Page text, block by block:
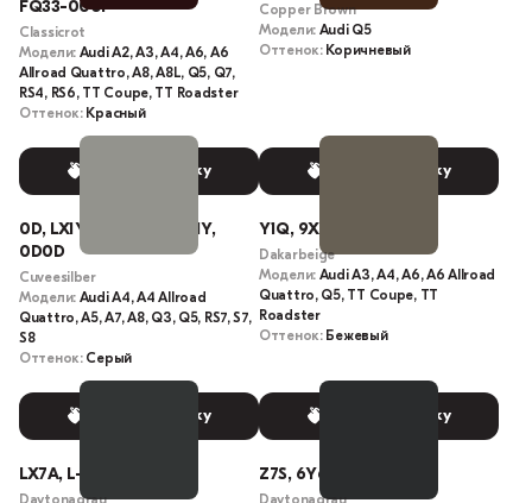
FQ33-0001
Classicrot
Модели: Audi A2, A3, A4, A6, A6
Allroad Quattro, A8, A8L, Q5, Q7,
RS4, RS6, TT Coupe, TT Roadster
Оттенок: Красный
Выбрать краску
Copper Brown
Модели: Audi Q5
Оттенок: Коричневый
Выбрать краску
0D, LX1Y, OD, ODOD, X1Y,
0D0D
Cuveesilber
Модели: Audi A4, A4 Allroad
Quattro, A5, A7, A8, Q3, Q5, RS7, S7,
S8
Оттенок: Серый
Выбрать краску
Y1Q, 9X, LY1Q
Dakarbeige
Модели: Audi A3, A4, A6, A6 Allroad
Quattro, Q5, TT Coupe, TT
Roadster
Оттенок: Бежевый
Выбрать краску
LX7A, L-X7A, I6, X7A Z7S, 6Y6Y, 6Y, LZ7S